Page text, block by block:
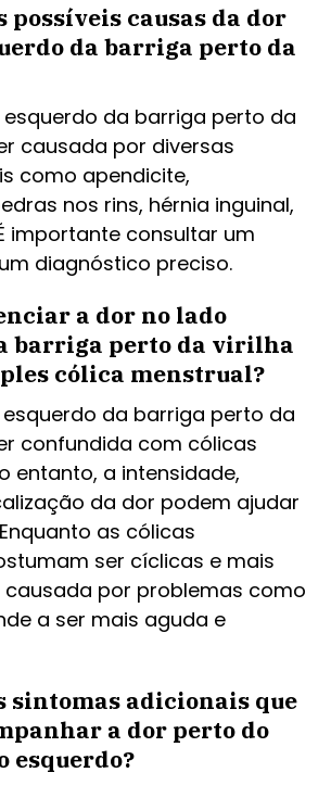
possíveis causas da dor
da barriga perto da
da barriga perto da
causada por diversas
como apendicite,
nos rins, hérnia inguinal,
importante consultar um
diagnóstico preciso.
a dor no lado
barriga perto da virilha
cólica menstrual?
da barriga perto da
confundida com cólicas
entanto, a intensidade,
da dor podem ajudar
as cólicas
ser cíclicas e mais
causada por problemas como
a ser mais aguda e
sintomas adicionais que
a dor perto do
esquerdo?